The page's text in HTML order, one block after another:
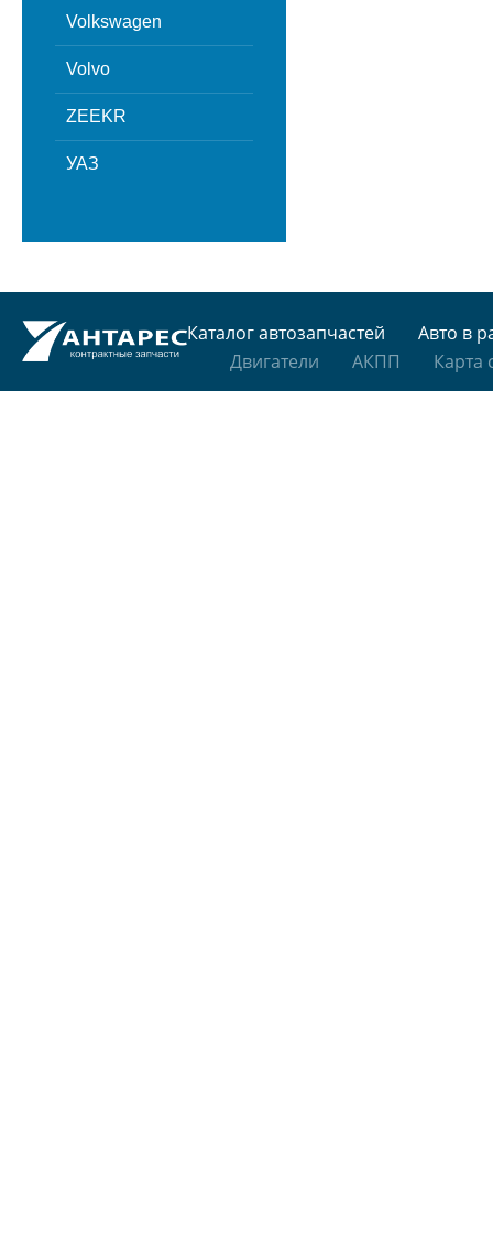
Volkswagen
Volvo
ZEEKR
УАЗ
Каталог автозапчастей
Авто в
Двигатели
АКПП Карта